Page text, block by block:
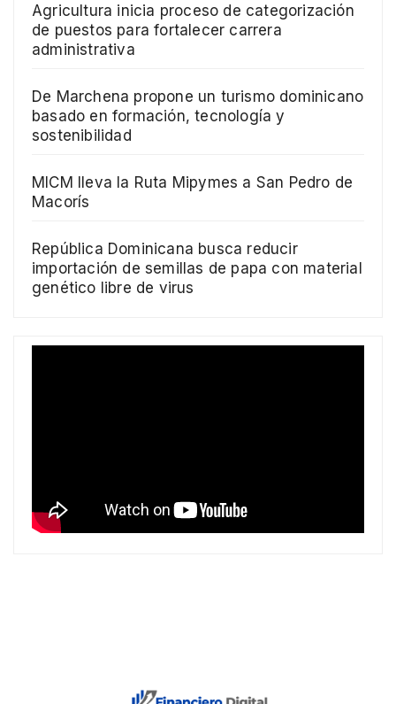
Agricultura inicia proceso de categorización
de puestos para fortalecer carrera
administrativa
De Marchena propone un turismo dominicano
basado en formación, tecnología y
sostenibilidad
MICM lleva la Ruta Mipymes a San Pedro de
Macorís
República Dominicana busca reducir
importación de semillas de papa con material
genético libre de virus